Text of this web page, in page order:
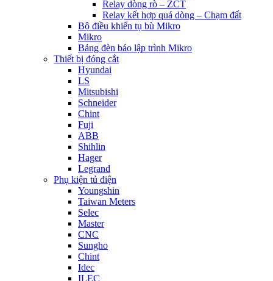
Relay dòng rò – ZCT
Relay kết hợp quá dòng – Chạm đất
Bộ điều khiển tụ bù Mikro
Mikro
Bảng đèn báo lập trình Mikro
Thiết bị đóng cắt
Hyundai
LS
Mitsubishi
Schneider
Chint
Fuji
ABB
Shihlin
Hager
Legrand
Phụ kiện tủ điện
Youngshin
Taiwan Meters
Selec
Master
CNC
Sungho
Chint
Idec
ILEC